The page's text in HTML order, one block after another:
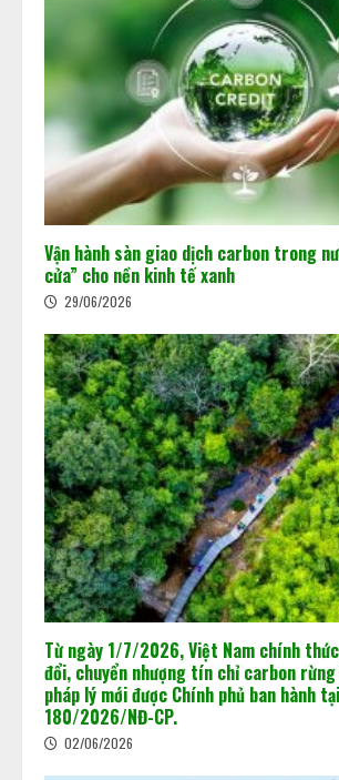
Vận hành sàn giao dịch carbon trong
cửa” cho nền kinh tế xanh
29/06/2026
Từ ngày 1/7/2026, Việt Nam chính
đổi, chuyển nhượng tín chỉ carbon
pháp lý mới được Chính phủ ban hành
180/2026/NĐ-CP.
02/06/2026